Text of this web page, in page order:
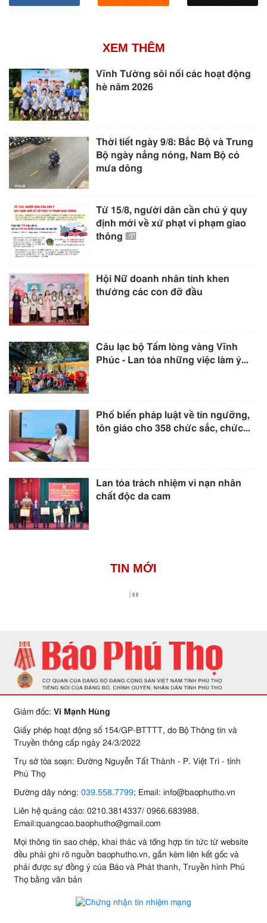
XEM THÊM
Vĩnh Tường sôi nổi các hoạt động
hè năm 2026
Thời tiết ngày 9/8: Bắc Bộ và Trung
Bộ ngày nắng nóng, Nam Bộ có
mưa dông
Từ 15/8, người dân cần chú ý quy
định mới về xử phạt vi phạm giao
thông
Hội Nữ doanh nhân tỉnh khen
thưởng các con đỡ đầu
Câu lạc bộ Tấm lòng vàng Vĩnh
Phúc - Lan tỏa những việc làm ý...
Phổ biến pháp luật về tín ngưỡng,
tôn giáo cho 358 chức sắc, chức...
Lan tỏa trách nhiệm vì nạn nhân
chất độc da cam
TIN MỚI
Giám đốc: Vi Mạnh Hùng
Giấy phép hoạt động số 154/GP-BTTTT, do Bộ Thông tin và
Truyền thông cấp ngày 24/3/2022
Trụ sở tòa soạn: Đường Nguyễn Tất Thành - P. Việt Trì - tỉnh
Phú Thọ
Đường dây nóng: 039.558.7799; Email: info@baophutho.vn
Liên hệ quảng cáo: 0210.3814337/ 0966.683988.
Email:quangcao.baophutho@gmail.com
Mọi thông tin sao chép, khai thác và tổng hợp tin tức từ website
đều phải ghi rõ nguồn baophutho.vn, gắn kèm liên kết gốc và
phải được sự đồng ý của Báo và Phát thanh, Truyền hình Phú
Thọ bằng văn bản